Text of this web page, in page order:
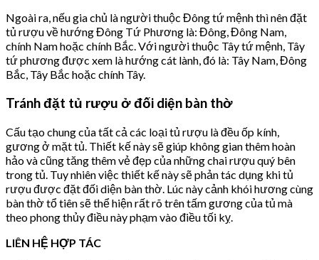
Ngoài ra, nếu gia chủ là người thuộc Đông tứ mệnh thì nên đặt
tủ rượu về hướng Đông Tứ Phương là: Đông, Đông Nam,
chính Nam hoặc chính Bắc. Với người thuộc Tây tứ mệnh, Tây
tứ phương được xem là hướng cát lành, đó là: Tây Nam, Đông
Bắc, Tây Bắc hoặc chính Tây.
Tránh đặt tủ rượu ở đối diện bàn thờ
Cấu tạo chung của tất cả các loại tủ rượu là đều ốp kính,
gương ở mặt tủ. Thiết kế này sẽ giúp không gian thêm hoàn
hảo và cũng tăng thêm vẻ đẹp của những chai rượu quý bên
trong tủ. Tuy nhiên việc thiết kế này sẽ phản tác dụng khi tủ
rượu được đặt đối diện bàn thờ. Lúc này cảnh khói hương cùng
bàn thờ tổ tiên sẽ thể hiện rất rõ trên tấm gương của tủ mà
theo phong thủy điều này phạm vào điều tối kỵ.
LIÊN HỆ HỢP TÁC